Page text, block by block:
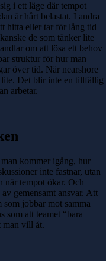
i ett läge där tempot
är hårt belastat. I andra
hitta eller tar för lång tid
de som tänker lite
om att lösa ett behov
struktur för hur man
över tid. När nearshore
lite. Det blir inte en tillfällig
arbetar.
kommer igång, hur
inte fastnar, utan
när tempot ökar. Och
gemensamt ansvar. Att
som jobbar mot samma
som att teamet “bara
man vill åt.